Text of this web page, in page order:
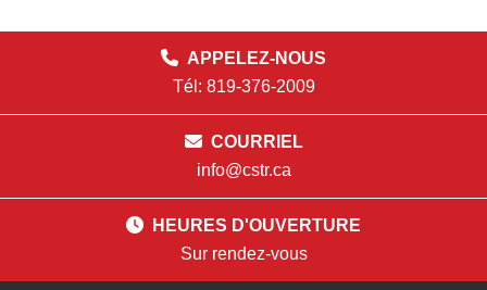
APPELEZ-NOUS
Tél: 819-376-2009
COURRIEL
info@cstr.ca
HEURES D'OUVERTURE
Sur rendez-vous